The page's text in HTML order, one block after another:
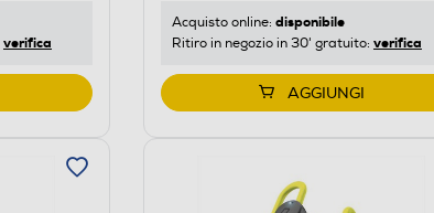
verifica
Acquisto online: disponibile
Ritiro in negozio in 30' gratuito: verifica
AGGIUNGI